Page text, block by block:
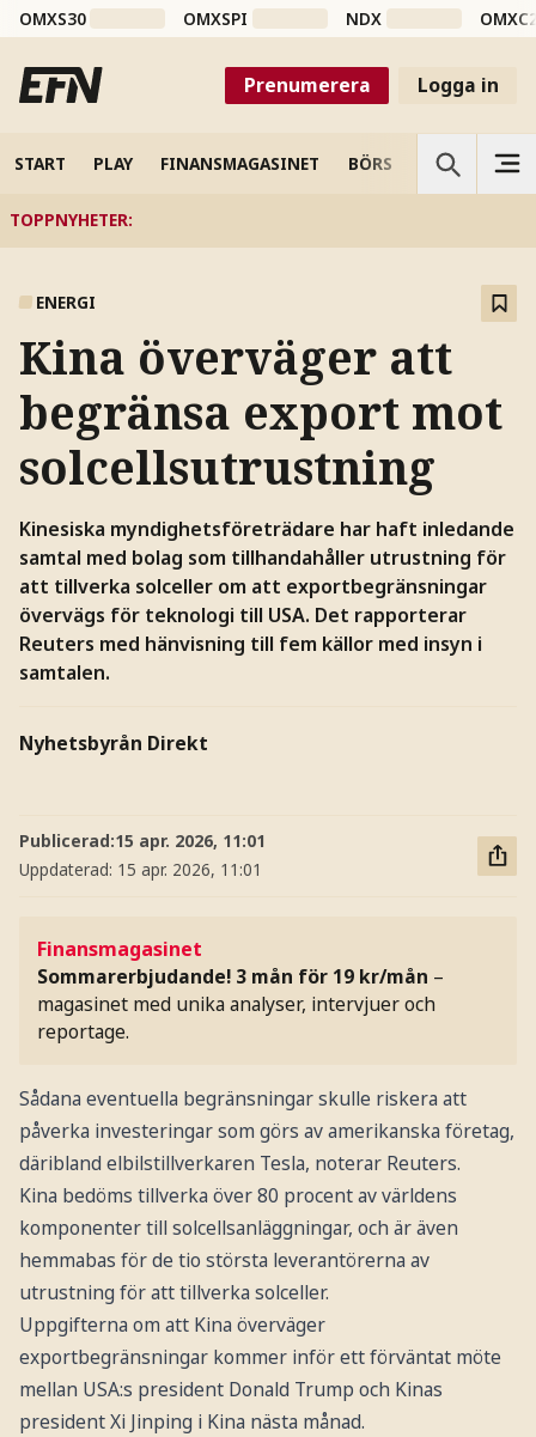
OMXS30 OMXSPI NDX
Prenumerera Logga in
START PLAY FINANSMAGASINET BÖRS VETENSKAP
TOPPNYHETER:
ENERGI
Kina överväger att
begränsa export mot
solcellsutrustning
Kinesiska myndighetsföreträdare har haft inledande
samtal med bolag som tillhandahåller utrustning för
att tillverka solceller om att exportbegränsningar
övervägs för teknologi till USA. Det rapporterar
Reuters med hänvisning till fem källor med insyn i
samtalen.
Nyhetsbyrån Direkt
Publicerad:15 apr. 2026, 11:01
Uppdaterad: 15 apr. 2026, 11:01
Finansmagasinet
Sommarerbjudande! 3 mån för 19 kr/mån –
magasinet med unika analyser, intervjuer och
reportage.
Sådana eventuella begränsningar skulle riskera att
påverka investeringar som görs av amerikanska företag,
däribland elbilstillverkaren Tesla, noterar Reuters.
Kina bedöms tillverka över 80 procent av världens
komponenter till solcellsanläggningar, och är även
hemmabas för de tio största leverantörerna av
utrustning för att tillverka solceller.
Uppgifterna om att Kina överväger
exportbegränsningar kommer inför ett förväntat möte
mellan USA:s president Donald Trump och Kinas
president Xi Jinping i Kina nästa månad.